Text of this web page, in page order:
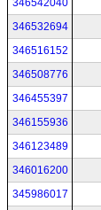
346542040
346532694
346516152
346508776
346455397
346155936
346123489
346016200
345986017